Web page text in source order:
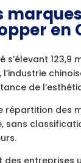
en
123,9
l’industrie
de
répartition des
sans